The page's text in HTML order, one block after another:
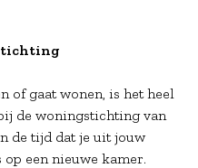
of gaat wonen, is het heel
de woningstichting van
de tijd dat je uit jouw
een nieuwe kamer.